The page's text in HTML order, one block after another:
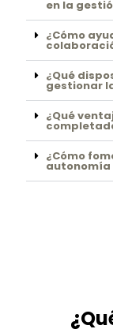
en la
¿Cómo
¿Qué
gestionar
¿Qué
¿Cómo
autonomía